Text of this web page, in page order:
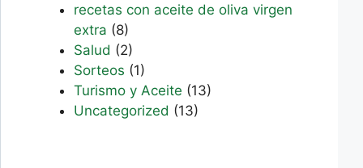
recetas con aceite de oliva virgen
extra (8)
Salud (2)
Sorteos (1)
Turismo y Aceite (13)
Uncategorized (13)